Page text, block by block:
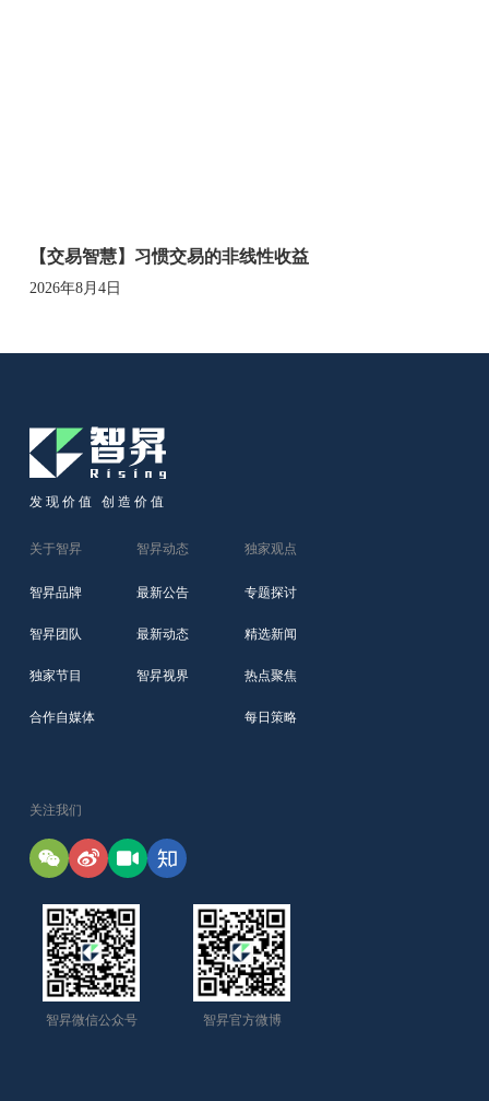
【交易智慧】习惯交易的非线性收益
2026年8月4日
发现价值 创造价值
关于智昇
智昇品牌
智昇团队
独家节目
合作自媒体
智昇动态
最新公告
最新动态
智昇视界
独家观点
专题探讨
精选新闻
热点聚焦
每日策略
关注我们
智昇微信公众号 智昇官方微博